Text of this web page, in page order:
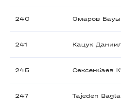
240 Омаров
241 Кацук
245 Сексенбаев
247 Tajeden